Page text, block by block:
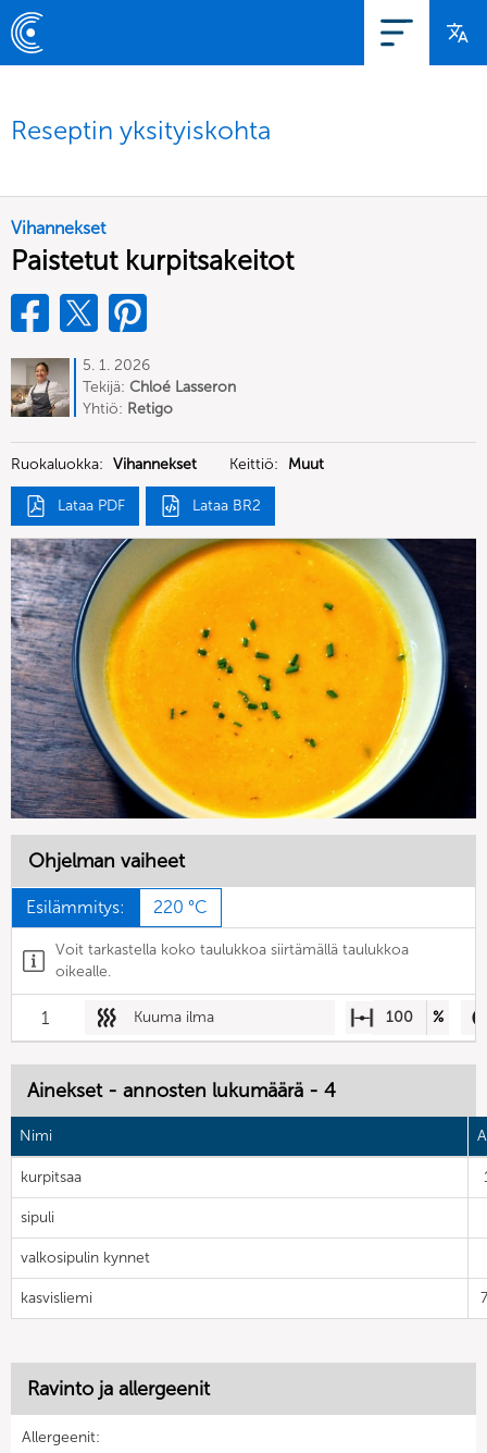
Reseptin yksityiskohta
Vihannekset
Paistetut kurpitsakeitot
5. 1. 2026
Tekijä: Chloé Lasseron
Yhtiö: Retigo
Ruokaluokka: Vihannekset Keittiö: Muut
Lataa PDF Lataa BR2
Ohjelman vaiheet
Esilämmitys: 220 °C
Voit tarkastella koko taulukkoa siirtämällä taulukkoa
oikealle.
1 Kuuma ilma 100 %
Ainekset - annosten lukumäärä - 4
Nimi
kurpitsaa
sipuli
valkosipulin kynnet
kasvisliemi
Ravinto ja allergeenit
Allergeenit: